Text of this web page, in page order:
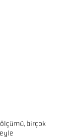
birçok